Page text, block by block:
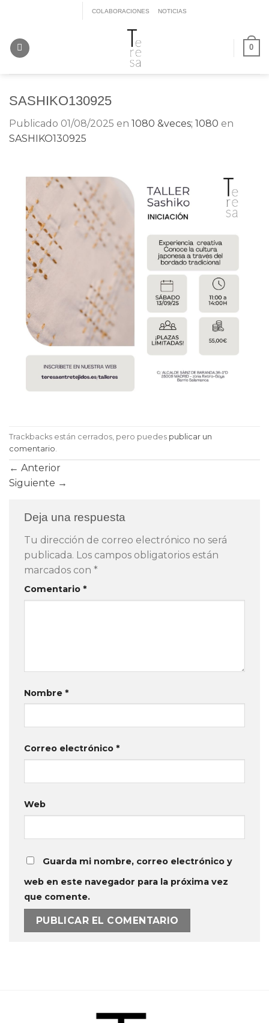
contenido
COLABORACIONES NOTICIAS
0
SASHIKO130925
Publicado 01/08/2025 en 1080 &veces; 1080 en
SASHIKO130925
Trackbacks están cerrados, pero puedes publicar un
comentario
← Anterior
Siguiente →
Deja una respuesta
Tu dirección de correo electrónico no será
publicada. Los campos obligatorios están
marcados con *
Comentario *
Nombre *
Correo electrónico *
Web
Guarda mi nombre, correo electrónico y
web en este navegador para la próxima vez
que comente.